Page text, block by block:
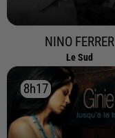
NINO FERRER
Le Sud
8h17
8h17